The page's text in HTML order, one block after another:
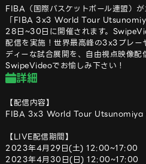
FIBA（国際バスケットボール連盟）
「FIBA 3x3 World Tour
28日~30日に開催されます。
配信を実施！世界最⾼峰の3x3プレ
ディーな試合展開を、自由視点映像
SwipeVideoでお愉しみ下さい！
詳細
【配信内容】
FIBA 3x3 World Tour Utsunomiya
【LIVE配信期間】
2023年4月29日(土) 12:00~17:00